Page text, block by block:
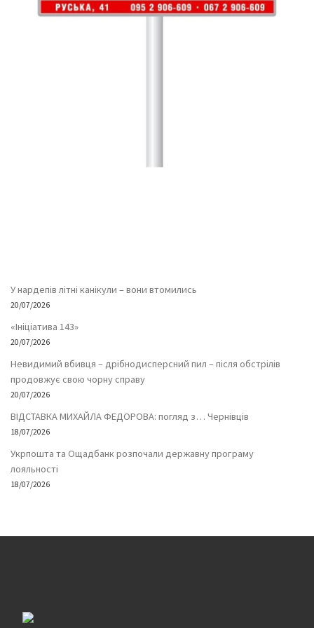
У нардепів літні канікули – вони втомились
20/07/2026
«Ініціатива 143»
20/07/2026
Невидимий вбивця – дрібнодисперсний пил – після обстрілів
продовжує свою чорну справу
20/07/2026
ВІДСТАВКА МИХАЙЛА ФЕДОРОВА: погляд з… Чернівців
18/07/2026
Укрпошта та Ощадбанк розпочали державну програму
лояльності
18/07/2026